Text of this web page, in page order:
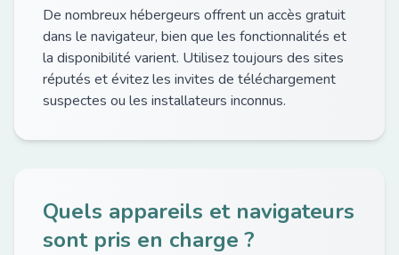
De nombreux hébergeurs offrent un accès gratuit
dans le navigateur, bien que les fonctionnalités et
la disponibilité varient. Utilisez toujours des sites
réputés et évitez les invites de téléchargement
suspectes ou les installateurs inconnus.
Quels appareils et navigateurs
sont pris en charge ?